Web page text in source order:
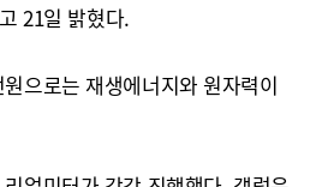
21일 밝혔다.
으로는 재생에너지와 원자력이